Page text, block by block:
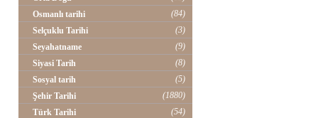
Osmanlı tarihi
(84)
Selçuklu Tarihi
(3)
Seyahatname
(9)
Siyasi Tarih
(8)
Sosyal tarih
(5)
Şehir Tarihi
(1880)
Türk Tarihi
(54)